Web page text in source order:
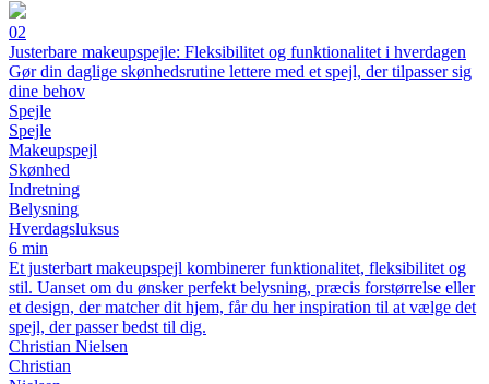
02
Justerbare makeupspejle: Fleksibilitet og funktionalitet i hverdagen
Gør din daglige skønhedsrutine lettere med et spejl, der tilpasser sig
dine behov
Spejle
Spejle
Makeupspejl
Skønhed
Indretning
Belysning
Hverdagsluksus
6 min
Et justerbart makeupspejl kombinerer funktionalitet, fleksibilitet og
stil. Uanset om du ønsker perfekt belysning, præcis forstørrelse eller
et design, der matcher dit hjem, får du her inspiration til at vælge det
spejl, der passer bedst til dig.
Christian Nielsen
Christian